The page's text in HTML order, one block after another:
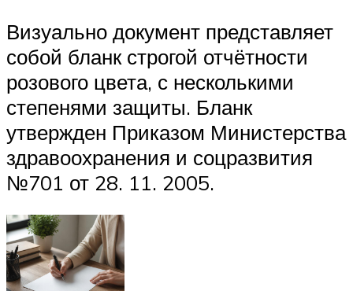
Визуально документ представляет
собой бланк строгой отчётности
розового цвета, с несколькими
степенями защиты. Бланк
утвержден Приказом Министерства
здравоохранения и соцразвития
№701 от 28. 11. 2005.